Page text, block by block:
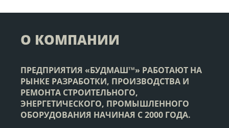
О КОМПАНИИ
ПРЕДПРИЯТИЯ «БУДМАШТМ» РАБОТАЮТ НА
РЫНКЕ РАЗРАБОТКИ, ПРОИЗВОДСТВА И
РЕМОНТА СТРОИТЕЛЬНОГО,
ЭНЕРГЕТИЧЕСКОГО, ПРОМЫШЛЕННОГО
ОБОРУДОВАНИЯ НАЧИНАЯ С 2000 ГОДА.